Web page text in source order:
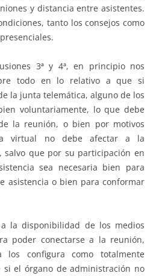
y distancia entre asistentes.
tanto los consejos como
3ª y 4ª, en principio nos
todo en lo relativo a que si
la junta telemática, alguno de los
voluntariamente, lo que debe
la reunión, o bien por motivos
virtual no debe afectar a la
salvo que por su participación en
sea necesaria bien para
asistencia o bien para conformar
la disponibilidad de los medios
poder conectarse a la reunión,
configura como totalmente
el órgano de administración no